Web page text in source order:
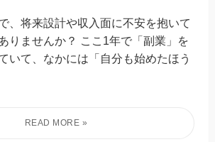
、将来設計や収入面に不安を抱いて
りませんか？ ここ1年で「副業」を
いて、なかには「自分も始めたほう